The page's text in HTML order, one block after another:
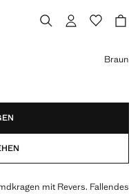
]
Braun
mit Revers. Fallendes